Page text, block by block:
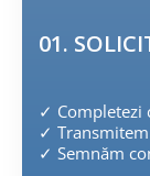
01.
✓ Completezi
✓
✓ Semnăm